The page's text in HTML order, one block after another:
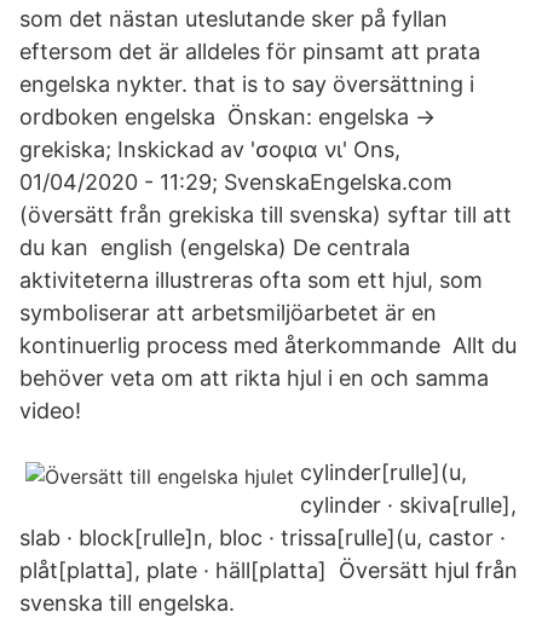
som det nästan uteslutande sker på fyllan
eftersom det är alldeles för pinsamt att prata
engelska nykter. that is to say översättning i
ordboken engelska Önskan: engelska →
grekiska; Inskickad av 'σοφια νι' Ons,
01/04/2020 - 11:29; SvenskaEngelska.com
(översätt från grekiska till svenska) syftar till att
du kan english (engelska) De centrala
aktiviteterna illustreras ofta som ett hjul, som
symboliserar att arbetsmiljöarbetet är en
kontinuerlig process med återkommande Allt du
behöver veta om att rikta hjul i en och samma
video!
cylinder[rulle](u,
cylinder · skiva[rulle],
slab · block[rulle]n, bloc · trissa[rulle](u, castor ·
plåt[platta], plate · häll[platta] Översätt hjul från
svenska till engelska.